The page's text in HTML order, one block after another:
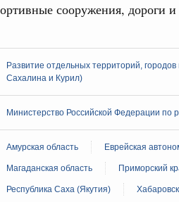
сооружения, дороги
Развитие отдельных территорий,
Сахалина и Курил)
Министерство Российской Федерации по
Амурская область Еврейская
Магаданская область Приморский
Республика Саха (Якутия)
Синхронизация
сельских
городов. Городская среда
«Единый заказчик»
более
ситуации и ликвидация их
провёл заседание